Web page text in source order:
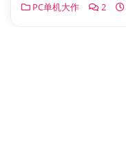
PC单机大作 2